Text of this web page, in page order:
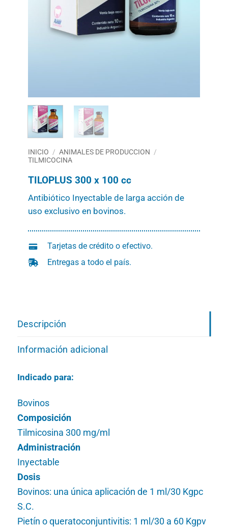
INICIO / ANIMALES DE PRODUCCION /
TILMICOCINA
TILOPLUS 300 x 100 cc
Antibiótico Inyectable de larga acción de
uso exclusivo en bovinos.
Tarjetas de crédito o efectivo.
Entregas a todo el país.
Descripción
Información adicional
Indicado para:
Bovinos
Composición
Tilmicosina 300 mg/ml
Administración
Inyectable
Dosis
Bovinos: una única aplicación de 1 ml/30 Kgpc
S.C.
Pietín o queratoconjuntivitis: 1 ml/30 a 60 Kgpv